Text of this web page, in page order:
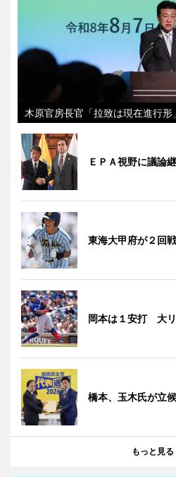
木原官房長官「拉致は現在進行形」
ＥＰＡ視野に議論
東海大甲府が２回
岡本は１安打 大
橋本、玉木氏が立
もっと見る